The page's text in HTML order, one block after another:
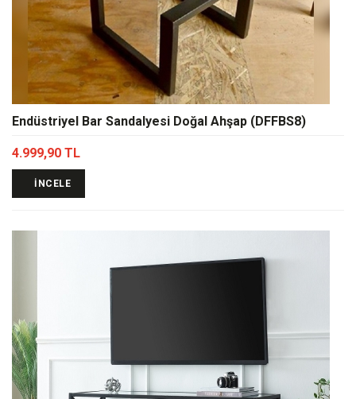
Endüstriyel Bar Sandalyesi Doğal Ahşap (DFFBS8)
4.999,90 TL
İNCELE